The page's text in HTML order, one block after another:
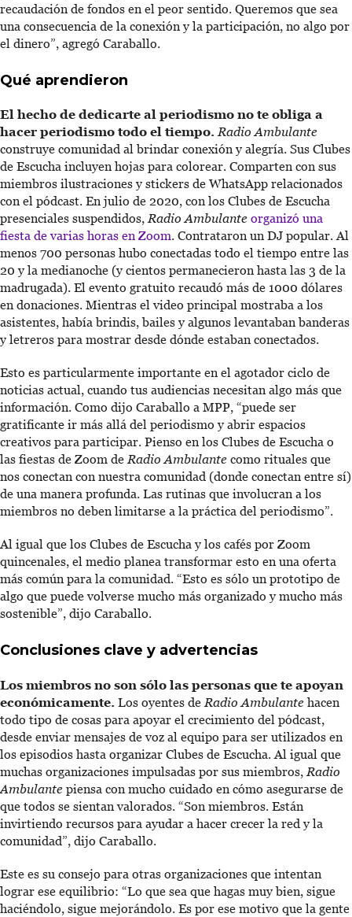
recaudación de fondos en el peor sentido. Queremos que sea
una consecuencia de la conexión y la participación, no algo por
el dinero”, agregó Caraballo.
Qué aprendieron
El hecho de dedicarte al periodismo no te obliga a
hacer periodismo todo el tiempo.Radio Ambulante
construye comunidad al brindar conexión y alegría. Sus Clubes
de Escucha incluyen hojas para colorear. Comparten con sus
miembros ilustraciones y stickers de WhatsApp relacionados
con el pódcast. En julio de 2020, con los Clubes de Escucha
presenciales suspendidos,Radio Ambulante organizó una
fiesta de varias horas en Zoom. Contrataron un DJ popular. Al
menos 700 personas hubo conectadas todo el tiempo entre las
20 y la medianoche (y cientos permanecieron hasta las 3 de la
madrugada). El evento gratuito recaudó más de 1000 dólares
en donaciones. Mientras el video principal mostraba a los
asistentes, había brindis, bailes y algunos levantaban banderas
y letreros para mostrar desde dónde estaban conectados.
Esto es particularmente importante en el agotador ciclo de
noticias actual, cuando tus audiencias necesitan algo más que
información. Como dijo Caraballo a MPP, “puede ser
gratificante ir más allá del periodismo y abrir espacios
creativos para participar. Pienso en los Clubes de Escucha o
las fiestas de Zoom deRadio Ambulante como rituales que
nos conectan con nuestra comunidad (donde conectan entre sí)
de una manera profunda. Las rutinas que involucran a los
miembros no deben limitarse a la práctica del periodismo”.
Al igual que los Clubes de Escucha y los cafés por Zoom
quincenales, el medio planea transformar esto en una oferta
más común para la comunidad. “Esto es sólo un prototipo de
algo que puede volverse mucho más organizado y mucho más
sostenible”, dijo Caraballo.
Conclusiones clave y advertencias
Los miembros no son sólo las personas que te apoyan
económicamente. Los oyentes de Radio Ambulante hacen
todo tipo de cosas para apoyar el crecimiento del pódcast,
desde enviar mensajes de voz al equipo para ser utilizados en
los episodios hasta organizar Clubes de Escucha. Al igual que
muchas organizaciones impulsadas por sus miembros, Radio
Ambulante piensa con mucho cuidado en cómo asegurarse de
que todos se sientan valorados. “Son miembros. Están
invirtiendo recursos para ayudar a hacer crecer la red y la
comunidad”, dijo Caraballo.
Este es su consejo para otras organizaciones que intentan
lograr ese equilibrio: “Lo que sea que hagas muy bien, sigue
haciéndolo, sigue mejorándolo. Es por ese motivo que la gente